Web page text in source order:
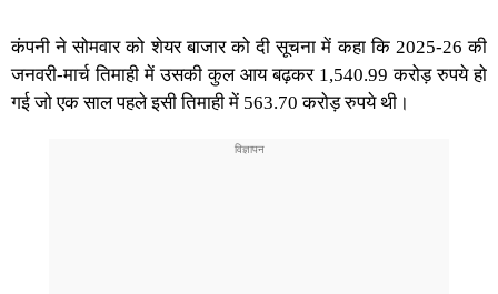
कंपनी ने सोमवार को शेयर बाजार को दी सूचना में कहा कि 2025-26 की
जनवरी-मार्च तिमाही में उसकी कुल आय बढ़कर 1,540.99 करोड़ रुपये हो
गई जो एक साल पहले इसी तिमाही में 563.70 करोड़ रुपये थी।